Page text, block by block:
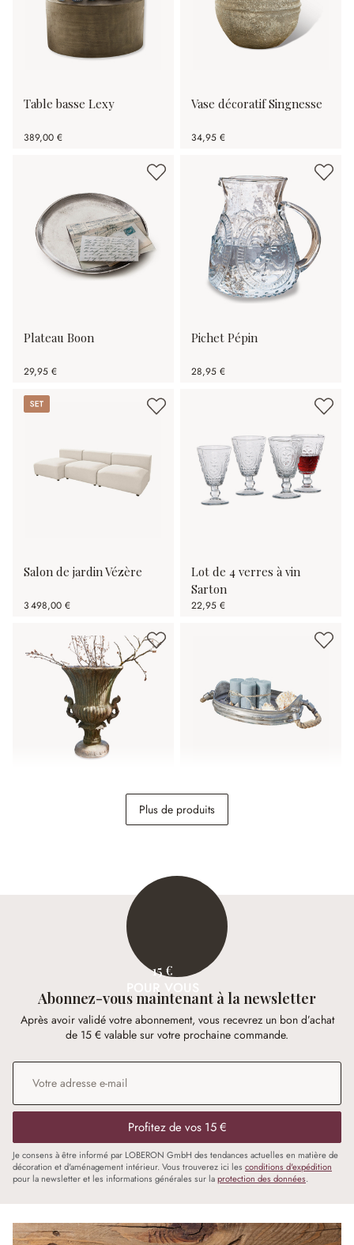
Table basse Lexy
389,00 €
Vase décoratif Singnesse
34,95 €
Plateau Boon
29,95 €
Pichet Pépin
28,95 €
Set
Salon de jardin Vézère
3 498,00 €
Lot de 4 verres à vin
Sarton
22,95 €
Plateau Morgan
Plus de produits
15 €
POUR VOUS
Abonnez-vous maintenant à la newsletter
Après avoir validé votre abonnement, vous recevrez un bon d’achat
de 15 € valable sur votre prochaine commande.
Adresse e-mail
Profitez de vos 15 €
Je consens à être informé par LOBERON GmbH des tendances actuelles en matière de
décoration et d'aménagement intérieur. Vous trouverez ici les conditions d'expédition
pour la newsletter et les informations générales sur laprotection des données.